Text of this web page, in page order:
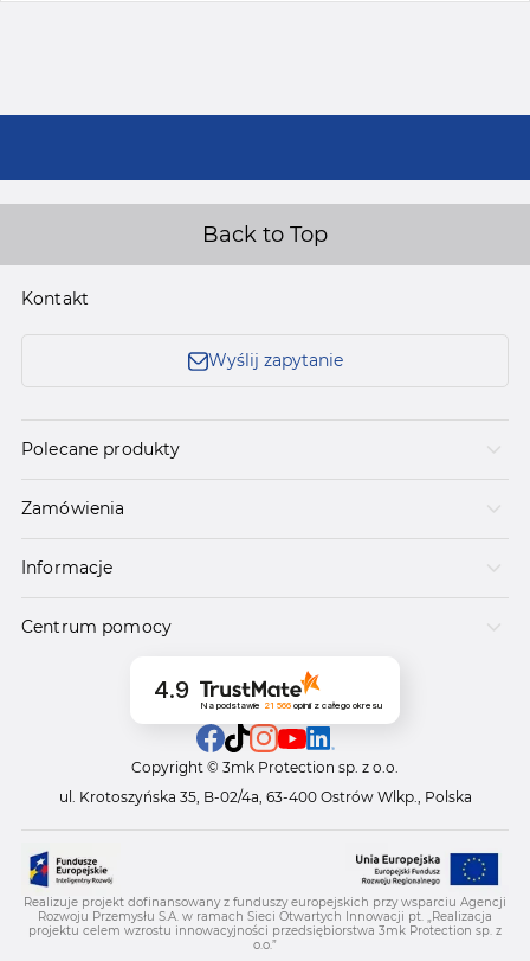
Back to Top
Kontakt
Wyślij zapytanie
Polecane produkty
Zamówienia
Informacje
Centrum pomocy
4.9
Na podstawie 21 566opinii z całego okresu
Copyright © 3mk Protection sp. z o.o.
ul. Krotoszyńska 35, B-02/4a, 63-400 Ostrów Wlkp., Polska
Realizuje projekt dofinansowany z funduszy europejskich przy wsparciu Agencji
Rozwoju Przemysłu S.A. w ramach Sieci Otwartych Innowacji pt. „Realizacja
projektu celem wzrostu innowacyjności przedsiębiorstwa 3mk Protection sp. z
o.o.”